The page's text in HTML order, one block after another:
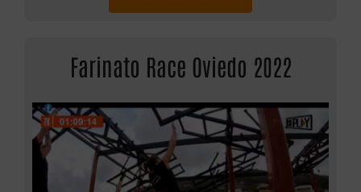
Farinato Race Oviedo 2022